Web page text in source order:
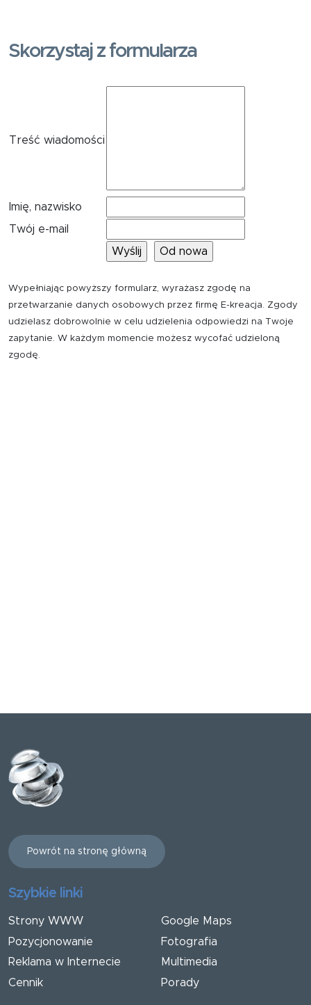
Skorzystaj z formularza
Treść wiadomości
Imię, nazwisko
Twój e-mail
Wypełniając powyższy formularz, wyrażasz zgodę na
przetwarzanie danych osobowych przez firmę E-kreacja. Zgody
udzielasz dobrowolnie w celu udzielenia odpowiedzi na Twoje
zapytanie. W każdym momencie możesz wycofać udzieloną
zgodę.
Powrót na stronę główną
Szybkie linki
Strony WWW
Pozycjonowanie
Reklama w Internecie
Cennik
Google Maps
Fotografia
Multimedia
Porady